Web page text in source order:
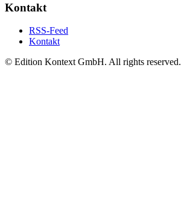
Kontakt
RSS-Feed
Kontakt
© Edition Kontext GmbH. All rights reserved.